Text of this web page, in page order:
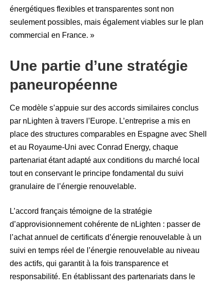
énergétiques flexibles et transparentes sont non
seulement possibles, mais également viables sur le plan
commercial en France. »
Une partie d’une stratégie
paneuropéenne
Ce modèle s’appuie sur des accords similaires conclus
par nLighten à travers l’Europe. L’entreprise a mis en
place des structures comparables en Espagne avec Shell
et au Royaume-Uni avec Conrad Energy, chaque
partenariat étant adapté aux conditions du marché local
tout en conservant le principe fondamental du suivi
granulaire de l’énergie renouvelable.
L’accord français témoigne de la stratégie
d’approvisionnement cohérente de nLighten : passer de
l’achat annuel de certificats d’énergie renouvelable à un
suivi en temps réel de l’énergie renouvelable au niveau
des actifs, qui garantit à la fois transparence et
responsabilité. En établissant des partenariats dans le